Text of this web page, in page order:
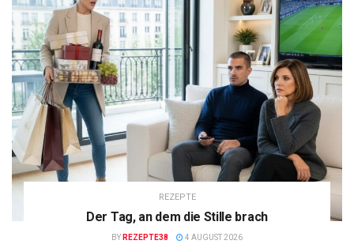
REZEPTE
Der Tag, an dem die Stille brach
BY REZEPTE38 4 AUGUST 2026